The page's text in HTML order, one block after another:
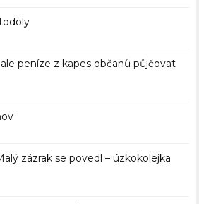
peníze z kapes občanů půjčovat
zázrak se povedl – úzkokolejka